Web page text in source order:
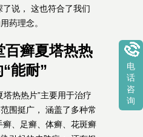
说， 这也符合了我们
药理念。
百癣夏塔热热
“能耐”
塔热热片”主要用于治疗
围挺广， 涵盖了多种常
癣、足癣、体癣、花斑癣
电
话
咨
询